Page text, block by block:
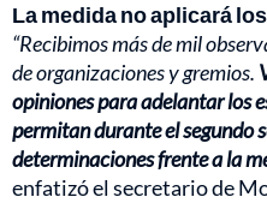
La medida no aplicará
“Recibimos más de mil
de organizaciones y gremios.
opiniones para adelantar los
permitan durante el segundo
determinaciones frente a la
enfatizó el secretario de